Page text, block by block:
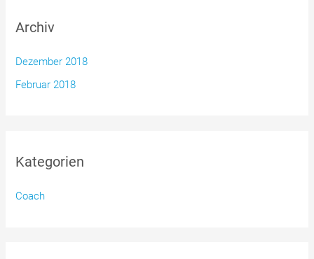
Archiv
Dezember 2018
Februar 2018
Kategorien
Coach